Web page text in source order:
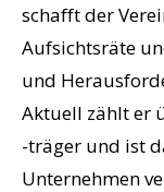
schafft der
Aufsichtsräte
und
Aktuell zählt er
-träger und ist
Unternehmen